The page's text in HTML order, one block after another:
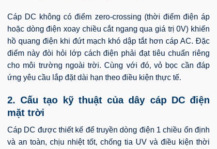
Cáp DC không có điểm zero-crossing (thời điểm điện áp
hoặc dòng điện xoay chiều cắt ngang qua giá trị 0V) khiến
hồ quang điện khi đứt mạch khó dập tắt hơn cáp AC. Đặc
điểm này đòi hỏi lớp cách điện phải đạt tiêu chuẩn riêng
cho môi trường ngoài trời. Cùng với đó, vỏ bọc cần đáp
ứng yêu cầu lắp đặt dài hạn theo điều kiện thực tế.
2. Cấu tạo kỹ thuật của dây cáp DC điện
mặt trời
Cáp DC được thiết kế để truyền dòng điện 1 chiều ổn định
và an toàn, chịu nhiệt tốt, chống tia UV và điều kiện thời